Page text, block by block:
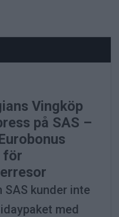
Vingköp
på SAS –
för
SAS kunder inte
med